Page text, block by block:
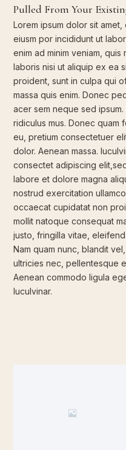
Pulled From Your
Lorem ipsum dolor sit
eiusm por incididunt ut
enim ad minim veniam,
laboris nisi ut aliquip ex ea
proident, sunt in culpa qui
massa quis enim. Donec
acer sem neque sed ipsum.
ridiculus mus. Donec quam
eu, pretium consectetuer
dolor. Aenean massa.
consectet adipiscing
labore et dolore magna
nostrud exercitation
occaecat cupidatat non
mollit natoque consequat
justo, fringilla vitae,
Nam quam nunc, blandit
ultricies nec, pellentesque
Aenean commodo ligula
luculvinar.